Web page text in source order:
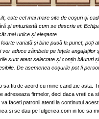
este cel mai mare site de coșuri și
și entuziastă cum se descriu ei:
mai unice și elegante.
variată și bine pusă la punct, poți
vor aduce zâmbete pe fețele angajaților
sunt atent selectate și conțin băuturi
De asemenea coșurile pot fi
sa fiti de acord cu mine cand zic asta.
adreseaza firmelor, deci daca vreti ca
faceti patronii atenti la continutul
si se dau pe fulgerica.com in loc sa